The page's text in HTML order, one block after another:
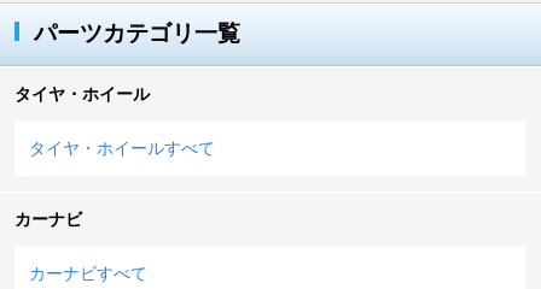
パーツカテゴリ一覧
タイヤ・ホイール
タイヤ・ホイールすべて
カーナビ
カーナビすべて